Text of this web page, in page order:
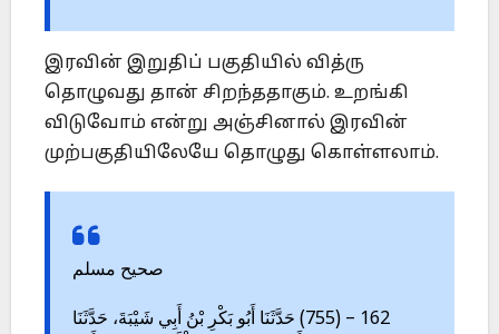
இரவின் இறுதிப் பகுதியில் வித்ரு
தொழுவது தான் சிறந்ததாகும். உறங்கி
விடுவோம் என்று அஞ்சினால் இரவின்
முற்பகுதியிலேயே தொழுது கொள்ளலாம்.
صحيح مسلم
162 – (755) حَدَّثَنَا أَبُو بَكْرِ بْنُ أَبِي شَيْبَةَ، حَدَّثَنَا